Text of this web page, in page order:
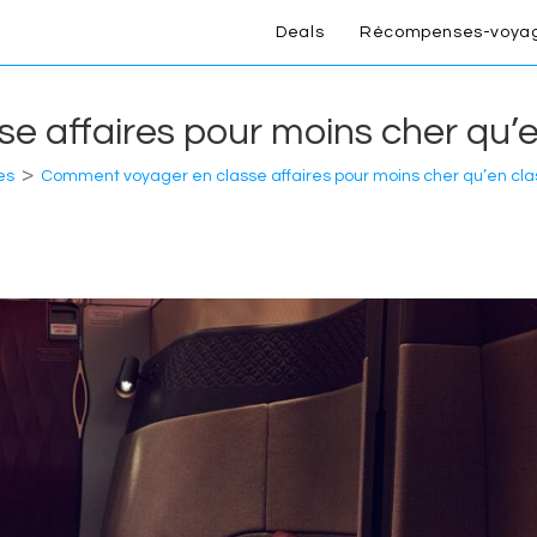
Deals Récompenses-
affaires pour moins cher
> Comment voyager en classe affaires pour moins cher qu’en